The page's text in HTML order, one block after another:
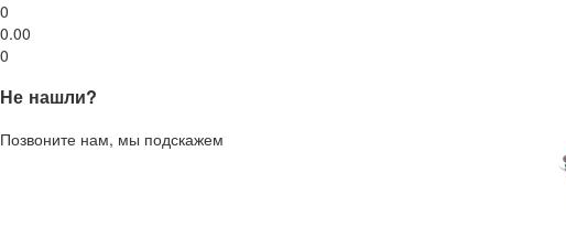
0
0.00
0
Не нашли?
Позвоните нам, мы подскажем